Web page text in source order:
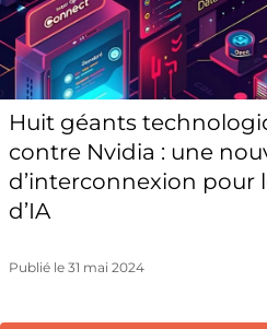
Huit géants
contre Nvidia : une
d’interconnexion pour
d’IA
Publié le 31 mai 2024